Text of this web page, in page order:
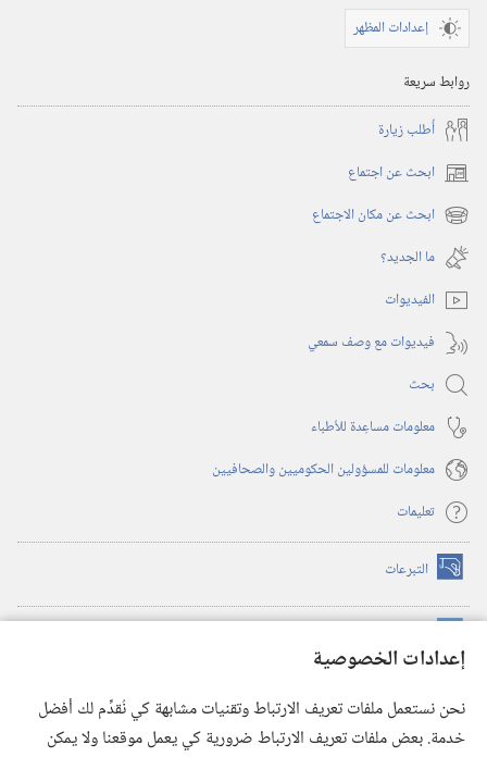
إعدادات الخصوصية
نحن نستعمل ملفات تعريف الارتباط وتقنيات مشابهة كي نُقدِّم لك أفضل
خدمة. بعض ملفات تعريف الارتباط ضرورية كي يعمل موقعنا ولا يمكن
إعدادات المظهر
روابط سريعة
أُطلب زيارة
ابحث عن اجتماع (يفتح
نافذة ابحث عن مكان الاجتماع (يفتح
نافذة
جديدة)
ما الجديد؟‏
الفيديوات
فيديوات مع وصف سمعي
بحث
معلومات مساعِدة للأطباء
معلومات للمسؤولين الحكوميين والصحافيين
تعليمات
التبرعات (يفتح
نافذة
(يفتح
نافذة
(يفتح
نافذة
جديدة) تطبيق ®
JW Library